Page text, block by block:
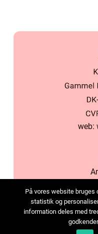
web:
På vores website
statistik og
information deles med